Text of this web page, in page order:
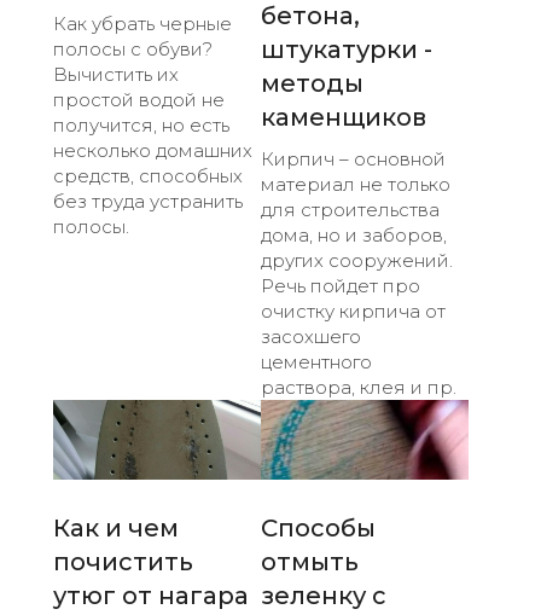
Как убрать черные
полосы с обуви?
Вычистить их
простой водой не
получится, но есть
несколько домашних
средств, способных
без труда устранить
полосы.
бетона,
штукатурки -
методы
каменщиков
Кирпич – основной
материал не только
для строительства
дома, но и заборов,
других сооружений.
Речь пойдет про
очистку кирпича от
засохшего
цементного
раствора, клея и пр.
Как и чем
почистить
утюг от нагара
Способы
отмыть
зеленку с